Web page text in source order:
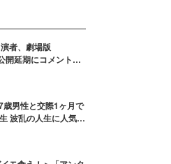
革新的な「Water
（ウォーターキャ
スキン：捕水肌）」
が構築した。
者、劇場版
開延期にコメント
」
男性と交際1ヶ月で
波乱の人生に人気タ